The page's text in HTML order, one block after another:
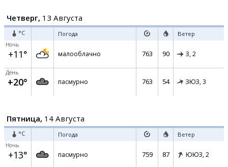
Четверг, 13 Августа
°C Погода Ветер
Ночь
+11° малооблачно 763 90 З, 2
День
+20° пасмурно 763 54 ЗЮЗ, 3
Пятница, 14 Августа
°C Погода Ветер
Ночь
+13° пасмурно 759 87 ЮЮЗ, 2